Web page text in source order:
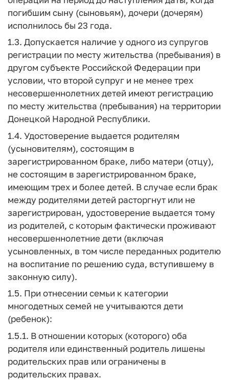
погибшим сыну (сыновьям), дочери (дочерям)
исполнилось бы 23 года.
1.3. Допускается наличие у одного из супругов
регистрации по месту жительства (пребывания) в
другом субъекте Российской Федерации при
условии, что второй супруг и не менее трех
несовершеннолетних детей имеют регистрацию
по месту жительства (пребывания) на территории
Донецкой Народной Республики.
1.4. Удостоверение выдается родителям
(усыновителям), состоящим в
зарегистрированном браке, либо матери (отцу),
не состоящим в зарегистрированном браке,
имеющим трех и более детей. В случае если брак
между родителями детей расторгнут или не
зарегистрирован, удостоверение выдается тому
из родителей, с которым фактически проживают
несовершеннолетние дети (включая
усыновленных, в том числе переданных родителю
на воспитание по решению суда, вступившему в
законную силу).
1.5. При отнесении семьи к категории
многодетных семей не учитываются дети
(ребенок):
1.5.1. В отношении которых (которого) оба
родителя или единственный родитель лишены
родительских прав или ограничены в
родительских правах.